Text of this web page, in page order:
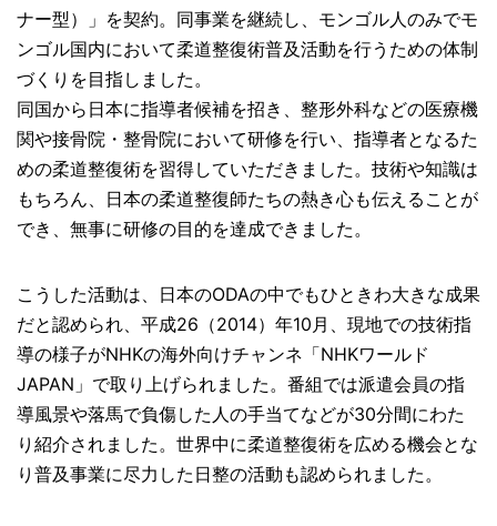
ナー型）」を契約。同事業を継続し、モンゴル人のみでモ
ンゴル国内において柔道整復術普及活動を行うための体制
づくりを目指しました。
同国から日本に指導者候補を招き、整形外科などの医療機
関や接骨院・整骨院において研修を行い、指導者となるた
めの柔道整復術を習得していただきました。技術や知識は
もちろん、日本の柔道整復師たちの熱き心も伝えることが
でき、無事に研修の目的を達成できました。
こうした活動は、日本のODAの中でもひときわ大きな成果
だと認められ、平成26（2014）年10月、現地での技術指
導の様子がNHKの海外向けチャンネ「NHKワールド
JAPAN」で取り上げられました。番組では派遣会員の指
導風景や落馬で負傷した人の手当てなどが30分間にわた
り紹介されました。世界中に柔道整復術を広める機会とな
り普及事業に尽力した日整の活動も認められました。